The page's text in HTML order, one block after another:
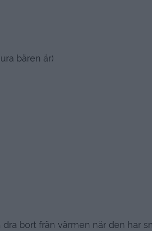
bären är)
bort frän värmen när den har